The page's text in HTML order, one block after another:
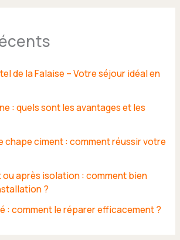
de la Falaise – Votre séjour idéal en
: quels sont les avantages et les
chape ciment : comment réussir votre
après isolation : comment bien
?
: comment le réparer efficacement ?